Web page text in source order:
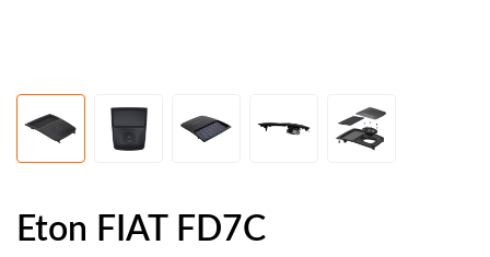
Eton FIAT FD7C